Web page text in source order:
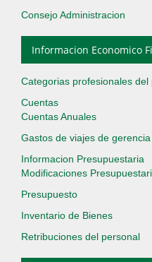
Consejo Administracion
Informacion Economico
Categorias profesionales del
Cuentas
Cuentas Anuales
Gastos de viajes de gerencia
Informacion Presupuestaria
Modificaciones
Presupuesto
Inventario de Bienes
Retribuciones del personal